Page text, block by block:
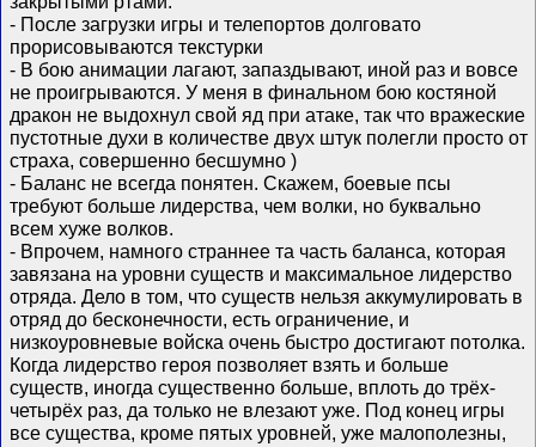
- После загрузки игры и телепортов долговато
прорисовываются текстурки
- В бою анимации лагают, запаздывают, иной раз и вовсе
не проигрываются. У меня в финальном бою костяной
дракон не выдохнул свой яд при атаке, так что вражеские
пустотные духи в количестве двух штук полегли просто от
страха, совершенно бесшумно )
- Баланс не всегда понятен. Скажем, боевые псы
требуют больше лидерства, чем волки, но буквально
всем хуже волков.
- Впрочем, намного страннее та часть баланса, которая
завязана на уровни существ и максимальное лидерство
отряда. Дело в том, что существ нельзя аккумулировать в
отряд до бесконечности, есть ограничение, и
низкоуровневые войска очень быстро достигают потолка.
Когда лидерство героя позволяет взять и больше
существ, иногда существенно больше, вплоть до трёх-
четырёх раз, да только не влезают уже. Под конец игры
все существа, кроме пятых уровней, уже малополезны,